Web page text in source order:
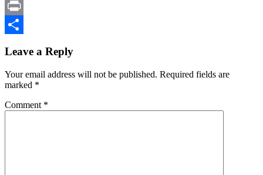
Viber
Print
Leave a Reply
Your email address will not be published. Required fields are
marked *
Comment *